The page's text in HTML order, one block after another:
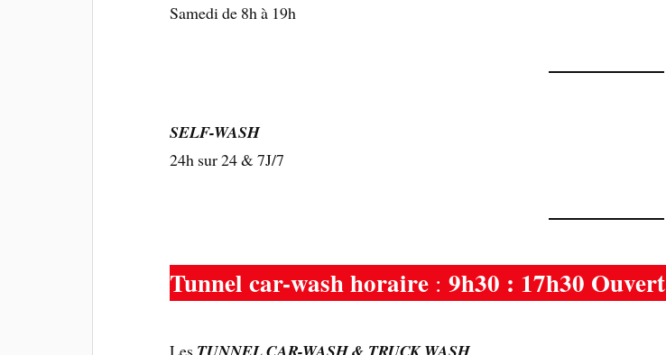
Samedi de 8h à 19h
SELF-WASH
24h sur 24 & 7J/7
Tunnel car-wash horaire :9h30 : 17h30 Ouvert